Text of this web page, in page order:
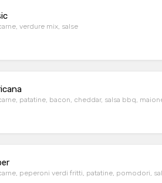
verdure mix, salse
patatine, bacon, cheddar, salsa bbq,
peperoni verdi fritti, patatine, pomodori,